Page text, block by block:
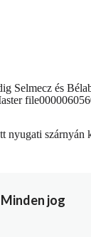
Selmecz és
jog